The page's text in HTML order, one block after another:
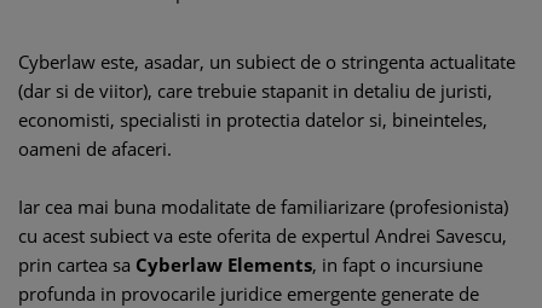
Cyberlaw este, asadar, un subiect de o stringenta actualitate
(dar si de viitor), care trebuie stapanit in detaliu de juristi,
economisti, specialisti in protectia datelor si, bineinteles,
oameni de afaceri.
Iar cea mai buna modalitate de familiarizare (profesionista)
cu acest subiect va este oferita de expertul Andrei Savescu,
prin cartea sa Cyberlaw Elements, in fapt o incursiune
profunda in provocarile juridice emergente generate de